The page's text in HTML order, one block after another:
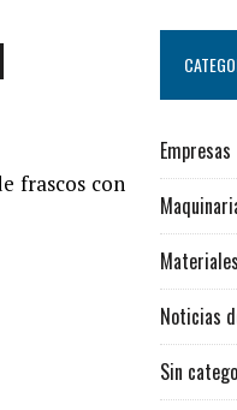
frascos con
Empresas
Noticias
Sin